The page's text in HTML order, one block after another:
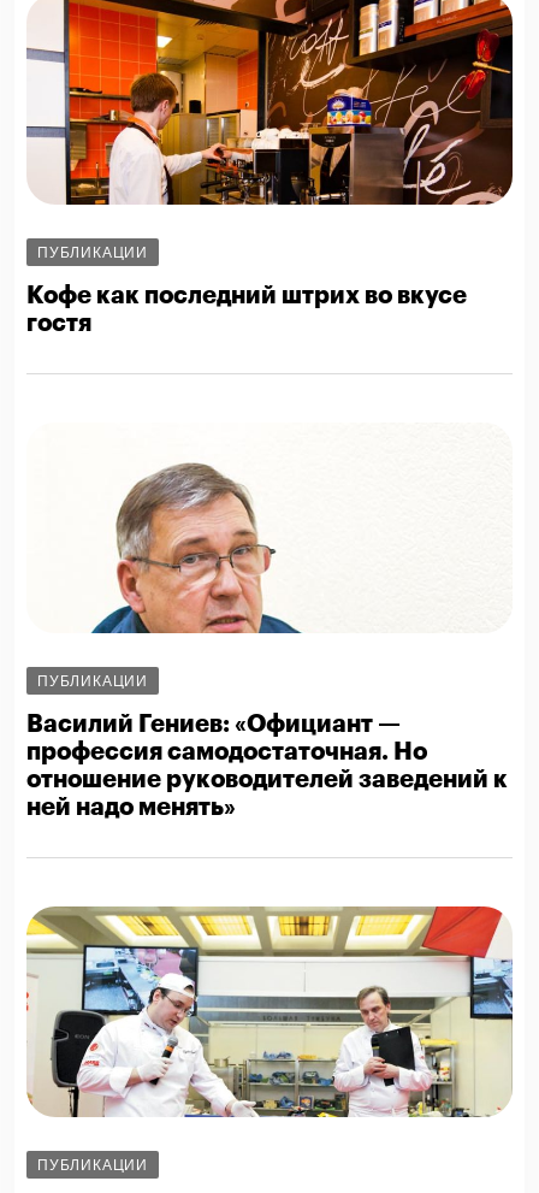
ПУБЛИКАЦИИ
Кофе как последний штрих во вкусе
гостя
ПУБЛИКАЦИИ
Василий Гениев: «Официант —
профессия самодостаточная. Но
отношение руководителей заведений к
ней надо менять»
ПУБЛИКАЦИИ